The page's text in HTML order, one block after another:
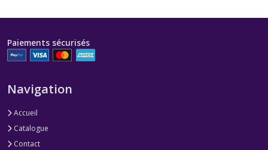
Paiements sécurisés
Navigation
Accueil
Catalogue
Contact